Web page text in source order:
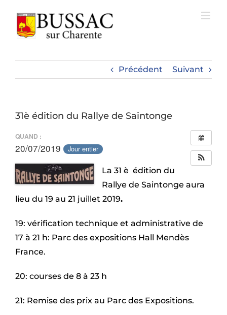
contenu
Précédent Suivant
31è édition du Rallye de Saintonge
QUAND :
20/07/2019 Jour entier
La 31 è édition du
Rallye de Saintonge aura
lieu du 19 au 21 juillet 2019.
19: vérification technique et administrative de
17 à 21 h: Parc des expositions Hall Mendès
France.
20: courses de 8 à 23 h
21: Remise des prix au Parc des Expositions.